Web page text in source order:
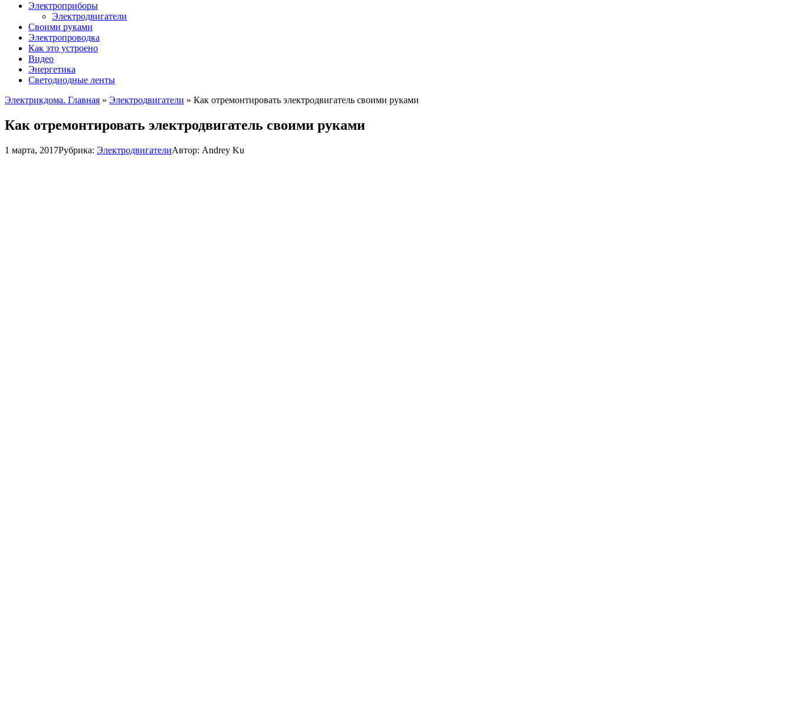
Электроприборы
Электродвигатели
Своими руками
Электропроводка
Как это устроено
Видео
Энергетика
Светодиодные ленты
Электрикдома. Главная » Электродвигатели » Как отремонтировать электродвигатель своими руками
Как отремонтировать электродвигатель своими руками
1 марта, 2017Рубрика: ЭлектродвигателиАвтор: Andrey Ku